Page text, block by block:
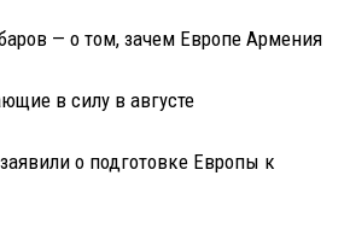
— о том, зачем Европе Армения
в силу в августе
о подготовке Европы к